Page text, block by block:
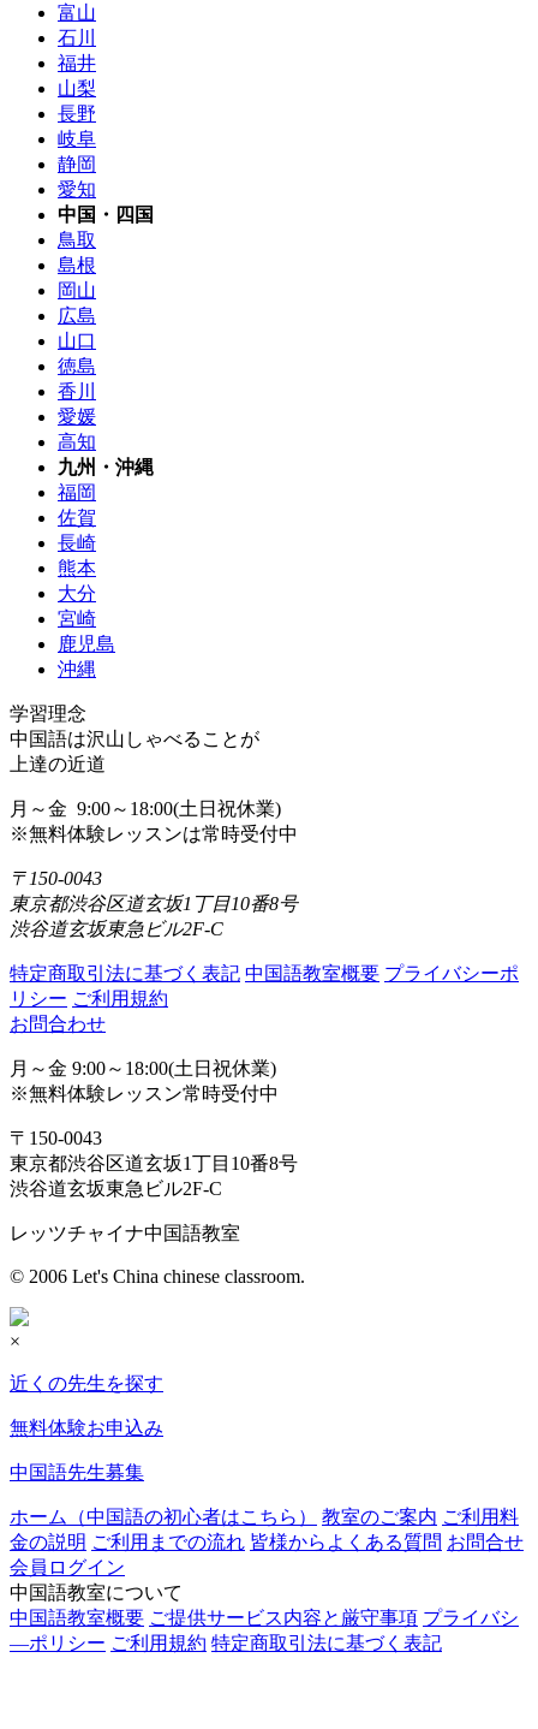
富山
石川
福井
山梨
長野
岐阜
静岡
愛知
中国・四国
鳥取
島根
岡山
広島
山口
徳島
香川
愛媛
高知
九州・沖縄
福岡
佐賀
長崎
熊本
大分
宮崎
鹿児島
沖縄
学習理念
中国語は沢山しゃべることが
上達の近道
月～金 9:00～18:00(土日祝休業)
※無料体験レッスンは常時受付中
〒150-0043
東京都渋谷区道玄坂1丁目10番8号
渋谷道玄坂東急ビル2F-C
特定商取引法に基づく表記 中国語教室概要 プライバシーポ
リシー ご利用規約
お問合わせ
月～金 9:00～18:00(土日祝休業)
※無料体験レッスン常時受付中
〒150-0043
東京都渋谷区道玄坂1丁目10番8号
渋谷道玄坂東急ビル2F-C
レッツチャイナ中国語教室
© 2006 Let's China chinese classroom.
×
近くの先生を探す
無料体験お申込み
中国語先生募集
ホーム（中国語の初心者はこちら） 教室のご案内 ご利用料
金の説明 ご利用までの流れ 皆様からよくある質問 お問合せ
会員ログイン
中国語教室について
中国語教室概要 ご提供サービス内容と厳守事項 プライバシ
―ポリシー ご利用規約 特定商取引法に基づく表記